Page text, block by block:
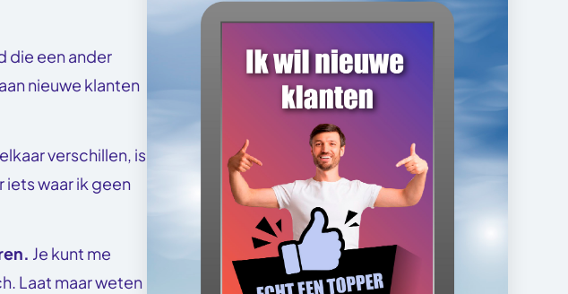
die een ander
nieuwe klanten
verschillen, is
iets waar ik geen
Je kunt me
Laat maar weten